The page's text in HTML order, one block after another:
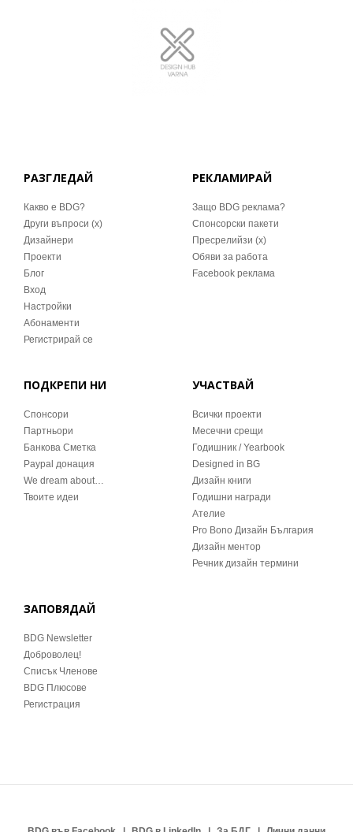
РАЗГЛЕДАЙ
Какво е BDG?
Други въпроси (x)
Дизайнери
Проекти
Блог
Вход
Настройки
Абонаменти
Регистрирай се
РЕКЛАМИРАЙ
Защо BDG реклама?
Спонсорски пакети
Пресрелийзи (x)
Обяви за работа
Facebook реклама
ПОДКРЕПИ НИ
Спонсори
Партньори
Банкова Сметка
Paypal донация
We dream about…
Твоите идеи
УЧАСТВАЙ
Всички проекти
Месечни срещи
Годишник / Yearbook
Designed in BG
Дизайн книги
Годишни награди
Ателие
Pro Bono Дизайн България
Дизайн ментор
Речник дизайн термини
ЗАПОВЯДАЙ
BDG Newsletter
Доброволец!
Списък Членове
BDG Плюсове
Регистрация